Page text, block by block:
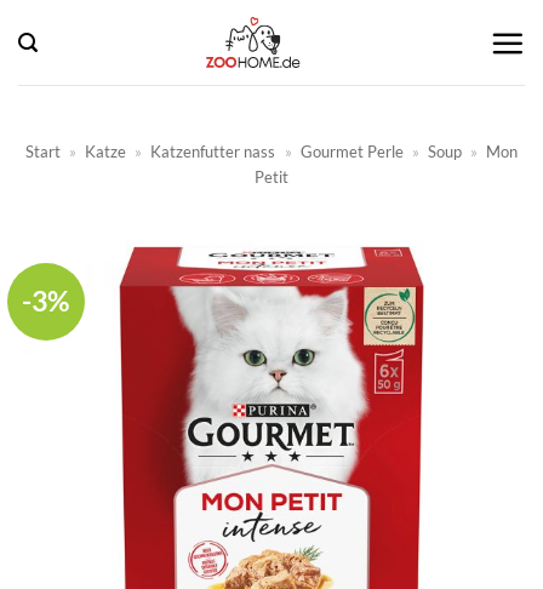
Inhalt
springen
Start » Katze » Katzenfutter nass » Gourmet Perle » Soup » Mon
Petit
-3%